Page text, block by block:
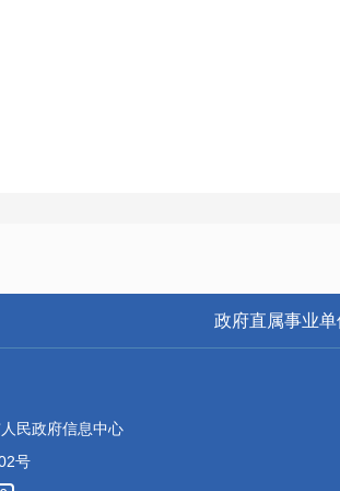
政府直属事业单
民政府信息中心
号